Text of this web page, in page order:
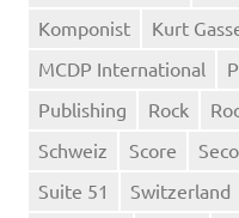
Komponist
Kurt
MCDP International
Publishing
Rock
Schweiz
Score
Suite 51
Switzerland